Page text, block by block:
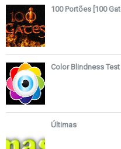
100 Portões [100
Color Blindness Test
Últimas